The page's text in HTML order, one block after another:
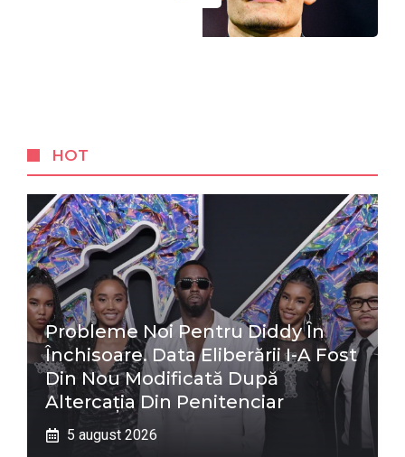
HOT
Probleme Noi Pentru Diddy În
Închisoare. Data Eliberării I-A Fost
Din Nou Modificată După
Altercația Din Penitenciar
5 august 2026